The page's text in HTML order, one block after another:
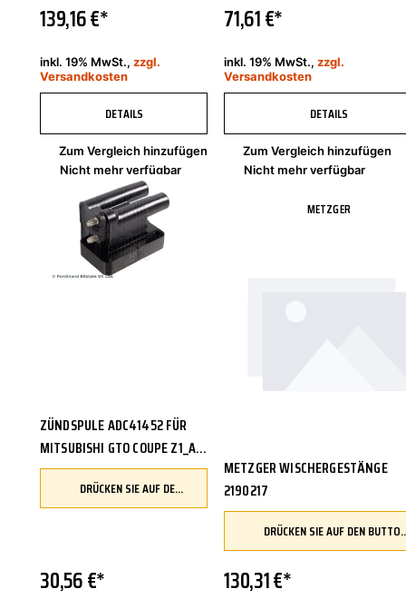
139,16 €*
inkl. 19% MwSt., zzgl.
Versandkosten
DETAILS
Zum Vergleich hinzufügen
Nicht mehr verfügbar
71,61 €*
inkl. 19% MwSt., zzgl.
Versandkosten
DETAILS
Zum Vergleich hinzufügen
Nicht mehr verfügbar
BLUE PRINT
ZÜNDSPULE ADC41452 FÜR
MITSUBISHI GTO COUPE Z1_A
PAJERO II V3_W V2_W V4_W
E5_A E7_A E8_A
DRÜCKEN SIE AUF DEN BUTTON, UM IHR FAHRZEUG ZU ÜBERPRÜFEN UND SICHERZUSTELLEN, DASS DIESES TEIL KOMPATIBEL IST, BEVOR SIE ES BESTELLEN
30,56 €*
METZGER
METZGER WISCHERGESTÄNGE
2190217
DRÜCKEN SIE AUF DEN BUTTON, UM IHR FAHRZEUG ZU
130,31 €*